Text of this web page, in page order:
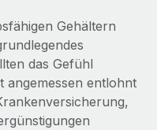
Gehältern
das Gefühl
angemessen entlohnt